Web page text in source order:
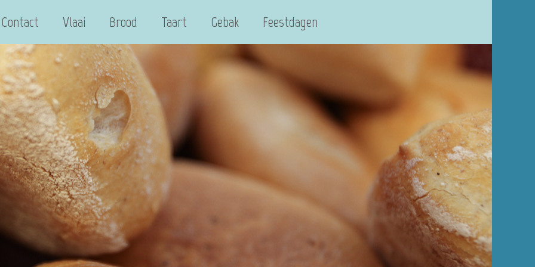
Contact Vlaai Brood Taart Gebak Feestdagen